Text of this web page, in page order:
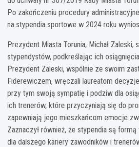
Po zakończeniu procedury
na stypendia sportowe w 2024 roku
Prezydent Miasta Torunia, Michał Zaleski,
stypendystów, podkreślając ich
Prezydent Zaleski, wspólnie ze swoim
Fiderewiczem, wręczali laureatom
przy tym swoją sympatię i podziw dla
ich trenerów, które przyczyniają się do
zapewniają jego mieszkańcom emocje
Zaznaczył również, że stypendia są
dla dalszego kariery zawodników i